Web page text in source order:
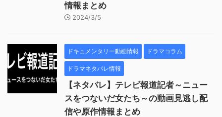
情報まとめ
2024/3/5
ドキュメンタリー動画情報 ドラマコラム
ドラマネタバレ情報
【ネタバレ】テレビ報道記者～ニュー
スをつないだ女たち～の動画見逃し配
信や原作情報まとめ